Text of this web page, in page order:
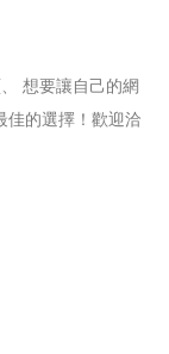
想要讓自己的網
佳的選擇！歡迎洽